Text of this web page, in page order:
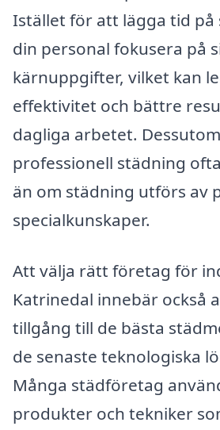
Istället för att lägga tid på
din personal fokusera på
kärnuppgifter, vilket kan
effektivitet och bättre
dagliga arbetet.
professionell städning
än om städning utförs av
specialkunskaper.
Att välja rätt företag för
Katrinedal innebär också
tillgång till de bästa
de senaste teknologiska
Många städföretag
produkter och tekniker